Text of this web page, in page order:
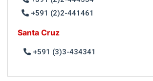
+591 (2)2-441461
Santa Cruz
+591 (3)3-434341